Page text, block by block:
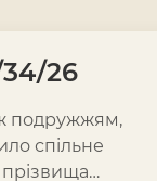
26
подружжям,
спільне